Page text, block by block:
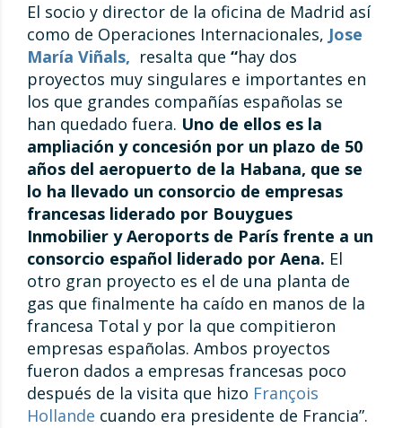
El socio y director de la oficina de Madrid así
como de Operaciones Internacionales, Jose
María Viñals, resalta que “hay dos
proyectos muy singulares e importantes en
los que grandes compañías españolas se
han quedado fuera. Uno de ellos es la
ampliación y concesión por un plazo de 50
años del aeropuerto de la Habana, que se
lo ha llevado un consorcio de empresas
francesas liderado por Bouygues
Inmobilier y Aeroports de París frente a un
consorcio español liderado por Aena. El
otro gran proyecto es el de una planta de
gas que finalmente ha caído en manos de la
francesa Total y por la que compitieron
empresas españolas. Ambos proyectos
fueron dados a empresas francesas poco
después de la visita que hizo François
Hollande cuando era presidente de Francia”.